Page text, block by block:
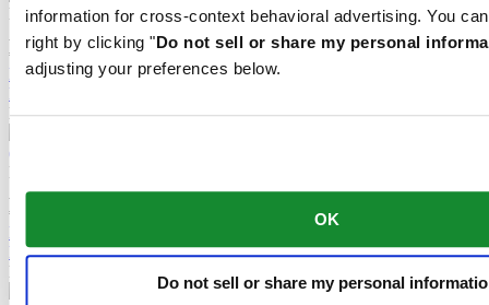
information for cross-context behavioral advertising. You
right by clicking "Do not sell or share my personal
adjusting your preferences below.
OK
Do not sell or share my personal
DS Action Diver 38mm Titanium
Automatik,
⌀38.0mm
€ 1.085,-
Bei händler reservieren
Filiale finden
Neu
DS Action GMT Powermatic 80
Automatik,⌀41.0mm
€ 1.195,-
Bei händler reservieren
Filiale finden
Neu